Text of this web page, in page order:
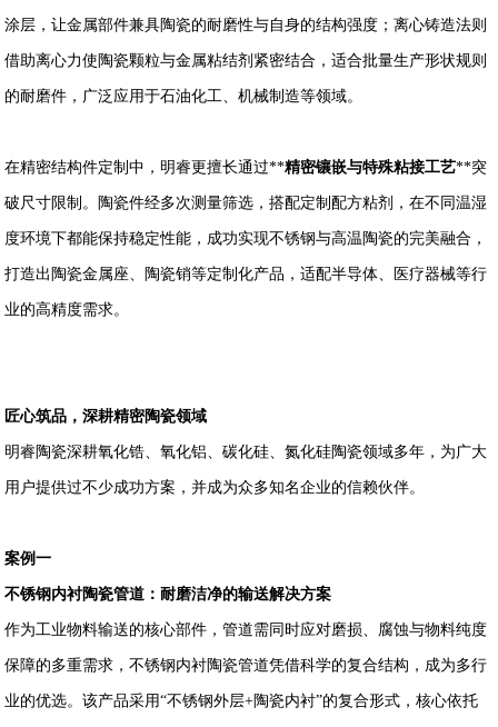
涂层，让金属部件兼具陶瓷的耐磨性与自身的结构强度；离心铸造法则
借助离心力使陶瓷颗粒与金属粘结剂紧密结合，适合批量生产形状规则
的耐磨件，广泛应用于石油化工、机械制造等领域。
在精密结构件定制中，明睿更擅长通过**精密镶嵌与特殊粘接工艺**突
破尺寸限制。陶瓷件经多次测量筛选，搭配定制配方粘剂，在不同温湿
度环境下都能保持稳定性能，成功实现不锈钢与高温陶瓷的完美融合，
打造出陶瓷金属座、陶瓷销等定制化产品，适配半导体、医疗器械等行
业的高精度需求。
匠心筑品，深耕精密陶瓷领域
明睿陶瓷深耕氧化锆、氧化铝、碳化硅、氮化硅陶瓷领域多年，为广大
用户提供过不少成功方案，并成为众多知名企业的信赖伙伴。
案例一
不锈钢内衬陶瓷管道：耐磨洁净的输送解决方案
作为工业物料输送的核心部件，管道需同时应对磨损、腐蚀与物料纯度
保障的多重需求，不锈钢内衬陶瓷管道凭借科学的复合结构，成为多行
业的优选。该产品采用“不锈钢外层+陶瓷内衬”的复合形式，核心依托